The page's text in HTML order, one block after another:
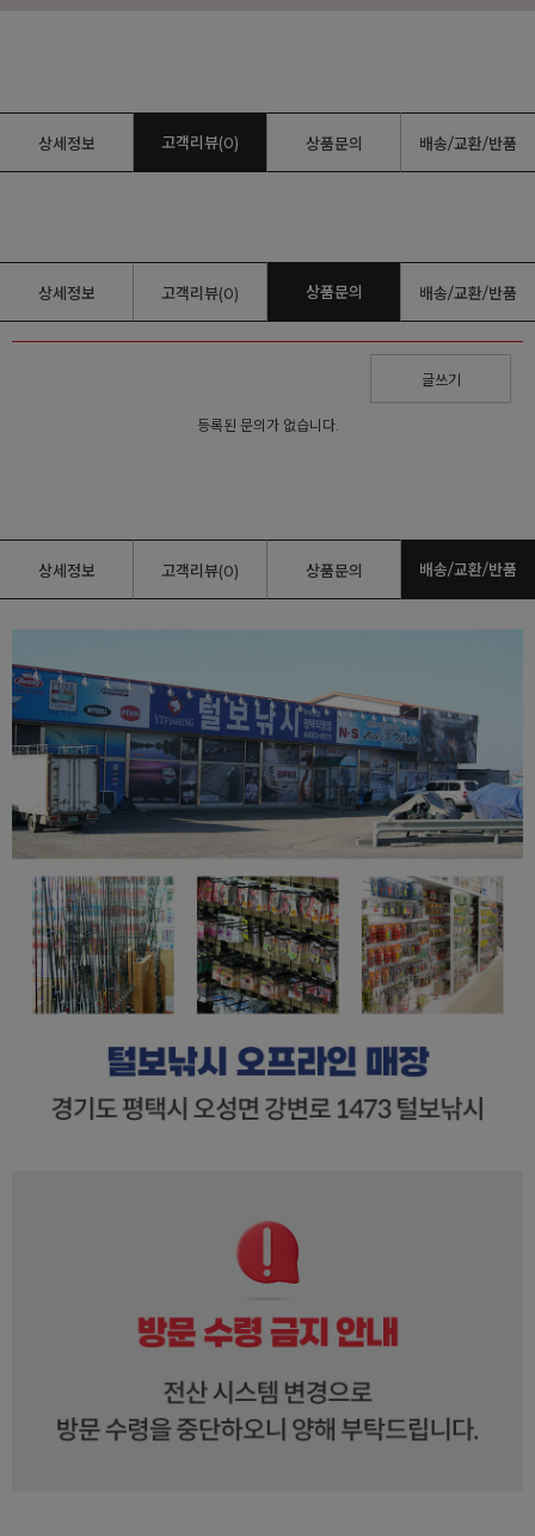
상세정보 고객리뷰(0) 상품문의 배송/교환/반품
상세정보 고객리뷰(0) 상품문의 배송/교환/반품
글쓰기
등록된 문의가 없습니다.
상세정보 고객리뷰(0) 상품문의 배송/교환/반품